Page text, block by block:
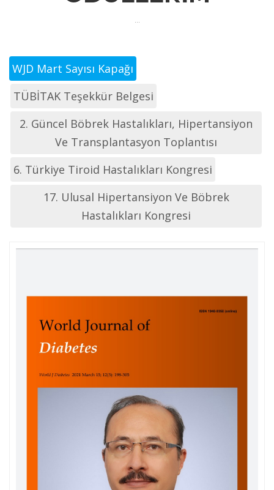
...
WJD Mart Sayısı Kapağı
TÜBİTAK Teşekkür Belgesi
2. Güncel Böbrek Hastalıkları, Hipertansiyon
Ve Transplantasyon Toplantısı
6. Türkiye Tiroid Hastalıkları Kongresi
17. Ulusal Hipertansiyon Ve Böbrek
Hastalıkları Kongresi